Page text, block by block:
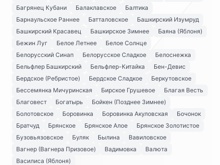
Багрянец Кубани
Балаклавское
Балтика
Барнаульское Раннее
Батталовское
Башкирский Изумруд
Башкирский Красавец
Башкирское Зимнее
Баяна (Яблоня)
Бежин Луг
Белое Летнее
Белое Солнце
Белорусский Синап
Белорусское Сладкое
Белоснежка
Бельфлер Башкирский
Бельфлер-Китайка
Бен-Девис
Бердское (Ребристое)
Бердское Сладкое
Беркутовское
Бессемянка Мичуринская
Бирское Грушевое
Благая Весть
Благовест
Богатырь
Бойкен (Позднее Зимнее)
Болотовское
Боровинка Боровинка Акуловская
Бочонок
Братчуд
Брянское Брянское Алое
Брянское Золотистое
Бузовьязовское
Буляк Былина
Вавиловское
Вагнер (Вагнера Призовое)
Вадимовка
Валюта
Василиса (Яблоня)